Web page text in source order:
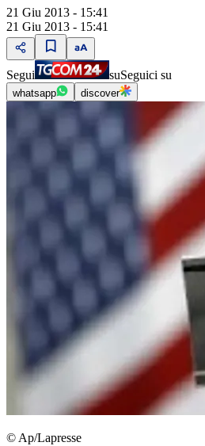
21 Giu 2013 - 15:41
21 Giu 2013 - 15:41
Segui suSeguici su
whatsapp discover
© Ap/Lapresse